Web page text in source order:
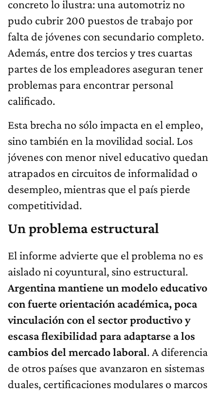
concreto lo ilustra: una automotriz no
pudo cubrir 200 puestos de trabajo por
falta de jóvenes con secundario completo.
Además, entre dos tercios y tres cuartas
partes de los empleadores aseguran tener
problemas para encontrar personal
calificado.
Esta brecha no sólo impacta en el empleo,
sino también en la movilidad social. Los
jóvenes con menor nivel educativo quedan
atrapados en circuitos de informalidad o
desempleo, mientras que el país pierde
competitividad.
Un problema estructural
El informe advierte que el problema no es
aislado ni coyuntural, sino estructural.
Argentina mantiene un modelo educativo
con fuerte orientación académica, poca
vinculación con el sector productivo y
escasa flexibilidad para adaptarse a los
cambios del mercado laboral. A diferencia
de otros países que avanzaron en sistemas
duales, certificaciones modulares o marcos